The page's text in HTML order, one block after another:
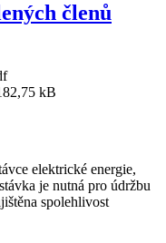
členů
kB
elektrické energie,
je nutná pro údržbu
spolehlivost